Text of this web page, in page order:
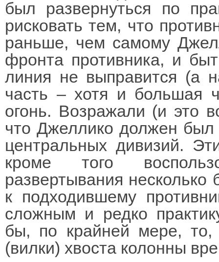
был развернуться по
рисковать тем, что
раньше, чем самому
фронта противника, и
линия не выправится (а
часть – хотя и большая
огонь. Возражали (и это
что Джеллико должен был
центральных дивизий.
кроме того
развертывания
к подходившему
сложным и редко
бы, по крайней мере, то,
(вилки) хвоста колонны